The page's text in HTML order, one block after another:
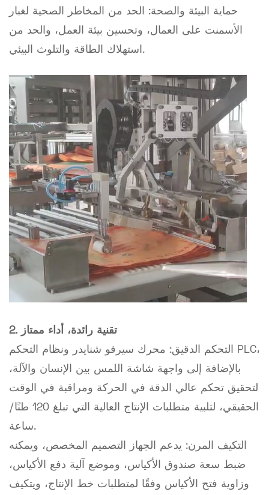
حماية البيئة والصحة: ​​الحد من المخاطر الصحية لغبار
الأسمنت على العمال، وتحسين بيئة العمل، والحد من
استهلاك الطاقة والتلوث البيئي.
2. تقنية رائدة، أداء ممتاز
التحكم الدقيق: محرك سيرفو شنايدر ونظام التحكم PLC،
بالإضافة إلى واجهة شاشة اللمس بين الإنسان والآلة،
لتحقيق تحكم عالي الدقة في الحركة ومراقبة في الوقت
الحقيقي، لتلبية متطلبات الإنتاج العالية التي تبلغ 120 طنًا/
ساعة.
التكيف المرن: يدعم الجهاز التصميم المخصص، ويمكنه
ضبط سعة صندوق الأكياس، وموضع آلية دفع الأكياس،
وزاوية فتح الأكياس وفقًا لمتطلبات خط الإنتاج، ويتكيف